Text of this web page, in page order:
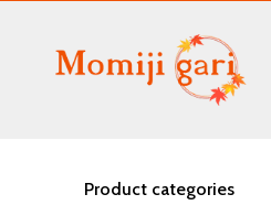
Product categories